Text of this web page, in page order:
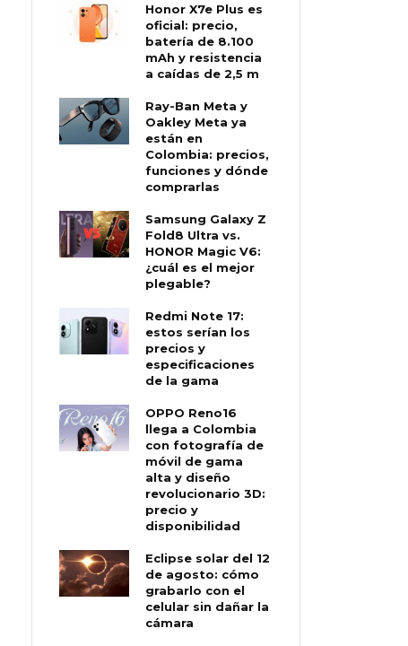
Honor X7e Plus es
oficial: precio,
batería de 8.100
mAh y resistencia
a caídas de 2,5 m
Ray-Ban Meta y
Oakley Meta ya
están en
Colombia: precios,
funciones y dónde
comprarlas
Samsung Galaxy Z
Fold8 Ultra vs.
HONOR Magic V6:
¿cuál es el mejor
plegable?
Redmi Note 17:
estos serían los
precios y
especificaciones
de la gama
OPPO Reno16
llega a Colombia
con fotografía de
móvil de gama
alta y diseño
revolucionario 3D:
precio y
disponibilidad
Eclipse solar del 12
de agosto: cómo
grabarlo con el
celular sin dañar la
cámara